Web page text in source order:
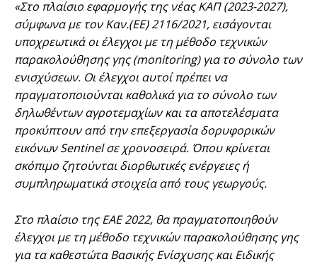
«Στο πλαίσιο εφαρμογής της νέας ΚΑΠ (2023-2027),
σύμφωνα με τον Καν.(ΕΕ) 2116/2021, εισάγονται
υποχρεωτικά οι έλεγχοι με τη μέθοδο τεχνικών
παρακολούθησης γης (monitoring) για το σύνολο των
ενισχύσεων. Οι έλεγχοι αυτοί πρέπει να
πραγματοποιούνται καθολικά για το σύνολο των
δηλωθέντων αγροτεμαχίων και τα αποτελέσματα
προκύπτουν από την επεξεργασία δορυφορικών
εικόνων Sentinel σε χρονοσειρά. Όπου κρίνεται
σκόπιμο ζητούνται διορθωτικές ενέργειες ή
συμπληρωματικά στοιχεία από τους γεωργούς.
Στο πλαίσιο της ΕΑΕ 2022, θα πραγματοποιηθούν
έλεγχοι με τη μέθοδο τεχνικών παρακολούθησης γης
για τα καθεστώτα Βασικής Ενίσχυσης και Ειδικής